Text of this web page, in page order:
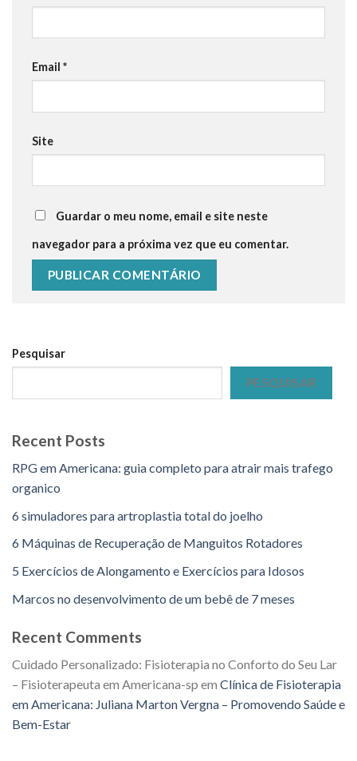
Email *
Site
Guardar o meu nome, email e site neste
navegador para a próxima vez que eu comentar.
Pesquisar
PESQUISAR
Recent Posts
RPG em Americana: guia completo para atrair mais trafego
organico
6 simuladores para artroplastia total do joelho
6 Máquinas de Recuperação de Manguitos Rotadores
5 Exercícios de Alongamento e Exercícios para Idosos
Marcos no desenvolvimento de um bebê de 7 meses
Recent Comments
Cuidado Personalizado: Fisioterapia no Conforto do Seu Lar
– Fisioterapeuta em Americana-sp em Clínica de Fisioterapia
em Americana: Juliana Marton Vergna – Promovendo Saúde e
Bem-Estar